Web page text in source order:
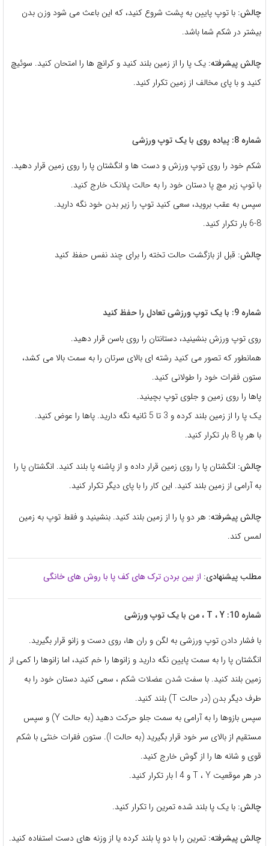
چالش: با توپ پایین به پشت شروع کنید، که این باعث می شود وزن بدن
بیشتر در شکم شما باشد.
چالش پیشرفته: یک پا را از زمین بلند کنید و کرانچ ها را امتحان کنید. سوئیچ
کنید و با پای مخالف از زمین تکرار کنید.
شماره 8: پیاده روی با یک توپ ورزشی
شکم خود را روی توپ ورزش و دست ها و انگشتان پا را روی زمین قرار دهید.
با توپ زیر مچ پا دستان خود را به حالت پلانک خارج کنید.
سپس به عقب بروید، سعی کنید توپ را زیر بدن خود نگه دارید.
6-8 بار تکرار کنید.
چالش: قبل از بازگشت حالت تخته را برای چند نفس حفظ کنید
شماره 9: با یک توپ ورزشی تعادل را حفظ کنید
روی توپ ورزش بنشینید، دستانتان را روی باسن قرار دهید.
همانطور که تصور می کنید رشته ای بالای سرتان را به سمت بالا می کشد،
ستون فقرات خود را طولانی کنید.
پاها را روی زمین و جلوی توپ بچینید.
یک پا را از زمین بلند کرده و 3 تا 5 ثانیه نگه دارید. پاها را عوض کنید.
با هر پا 8 بار تکرار کنید.
چالش: انگشتان پا را روی زمین قرار داده و از پاشنه پا بلند کنید. انگشتان پا را
به آرامی از زمین بلند کنید. این کار را با پای دیگر تکرار کنید.
چالش پیشرفته: هر دو پا را از زمین بلند کنید. بنشینید و فقط توپ به زمین
لمس کند.
مطلب پیشنهادی: از بین بردن ترک های کف پا با روش های خانگی
شماره 10: T ، Y ، من با یک توپ ورزشی
با فشار دادن توپ ورزشی به لگن و ران ها، روی دست و زانو قرار بگیرید.
انگشتان پا را به سمت پایین نگه دارید و زانوها را خم کنید، اما زانوها را کمی از
زمین بلند کنید. با سفت شدن عضلات شکم ، سعی کنید دستان خود را به
طرف دیگر بدن (در حالت T) بلند کنید.
سپس بازوها را به آرامی به سمت جلو حرکت دهید (به حالت Y) و سپس
مستقیم از بالای سر خود قرار بگیرید (به حالت I). ستون فقرات خنثی با شکم
قوی و شانه ها را از گوش خارج کنید.
در هر موقعیت T ، Y و I 4 بار تکرار کنید.
چالش: با یک پا بلند شده تمرین را تکرار کنید.
چالش پیشرفته: تمرین را با دو پا بلند کرده یا از وزنه های دست استفاده کنید.